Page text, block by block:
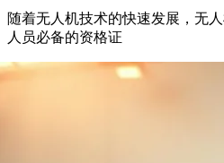
随着无人机技术的快速发展，无
人员必备的资格证